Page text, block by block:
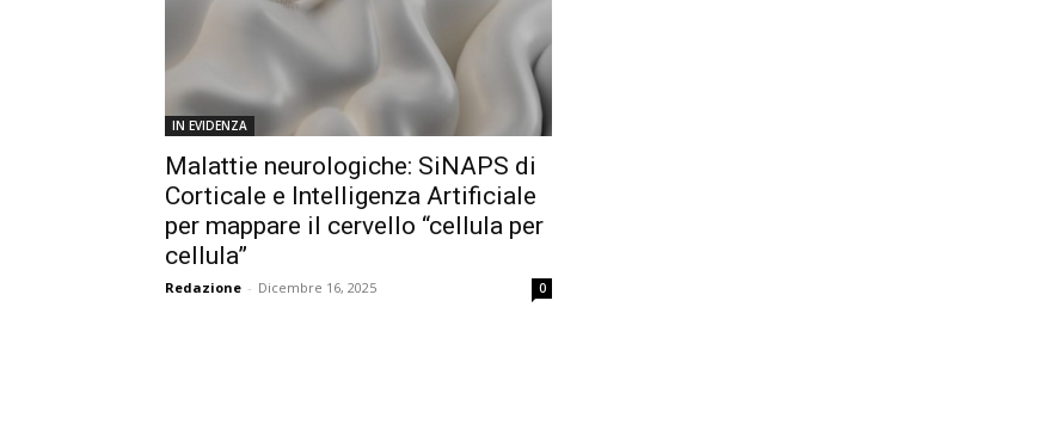
IN EVIDENZA
Malattie neurologiche: SiNAPS di
Corticale e Intelligenza Artificiale
per mappare il cervello “cellula per
cellula”
Redazione - Dicembre 16, 2025 0